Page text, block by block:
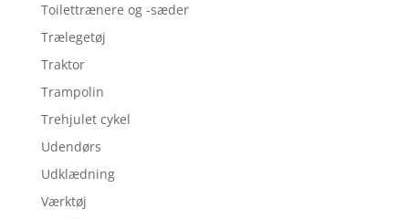
Toilettrænere og -sæder
Trælegetøj
Traktor
Trampolin
Trehjulet cykel
Udendørs
Udklædning
Værktøj